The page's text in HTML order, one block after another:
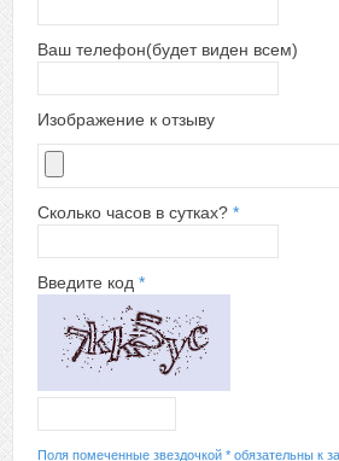
Ваш телефон(будет виден всем)
Изображение к отзыву
Сколько часов в сутках? *
Введите код *
Поля помеченные звездочкой * обязательны к